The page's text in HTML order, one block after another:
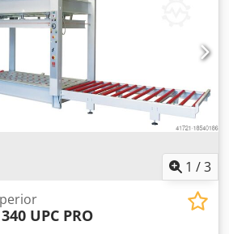
- Comutator de siguranță cu acționare
- Sfoară de siguranță, conform CE
- Inclusiv bandă transportoare cu
- Lungime totală cu bandă
7200 mm - Dimensiuni: L=3450
mm - Greutate: 4500 kg
1 /3
UPC PRO